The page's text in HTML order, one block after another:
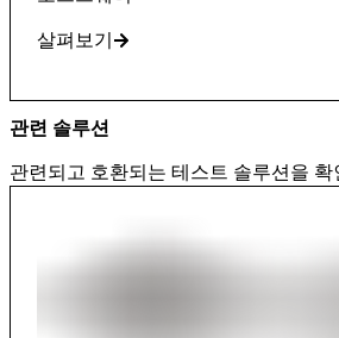
살펴보기
관련 솔루션
관련되고 호환되는 테스트 솔루션을